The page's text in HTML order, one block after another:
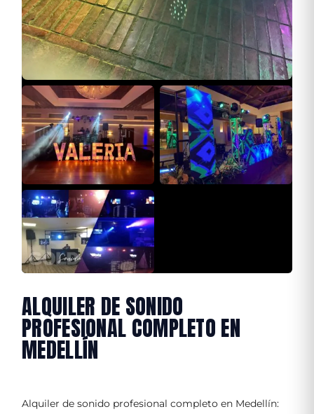
ALQUILER DE SONIDO
PROFESIONAL COMPLETO EN
MEDELLÍN
Alquiler de sonido profesional completo en Medellín: